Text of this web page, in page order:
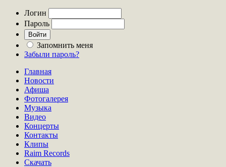
Логин
Пароль
Запомнить меня
Забыли пароль?
Главная
Новости
Афиша
Фотогалерея
Музыка
Видео
Концерты
Контакты
Клипы
Raim Records
Скачать